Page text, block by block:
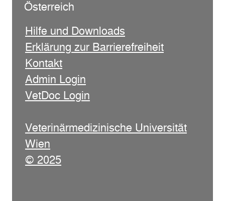
Österreich
Hilfe und Downloads
Erklärung zur Barrierefreiheit
Kontakt
Admin Login
VetDoc Login
Veterinärmedizinische Universität
Wien
© 2025